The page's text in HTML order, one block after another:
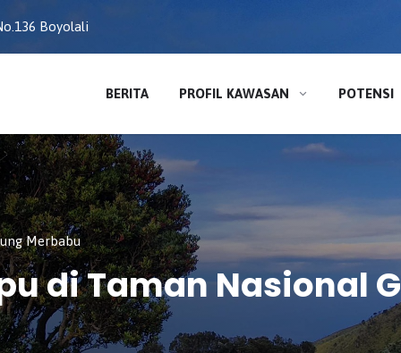
Boyolali
BERITA PROFIL KAWASAN POTENSI
Merbabu
di Taman Nasional